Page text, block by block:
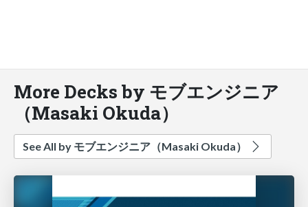
More Decks by モブエンジニア
（Masaki Okuda）
See All by モブエンジニア（Masaki Okuda）